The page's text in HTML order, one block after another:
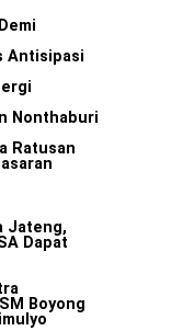
Antisipasi
Nonthaburi
Ratusan
Jateng,
Dapat
Boyong